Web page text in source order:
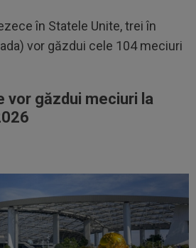
în Statele Unite, trei în
vor găzdui cele 104 meciuri
vor găzdui meciuri la